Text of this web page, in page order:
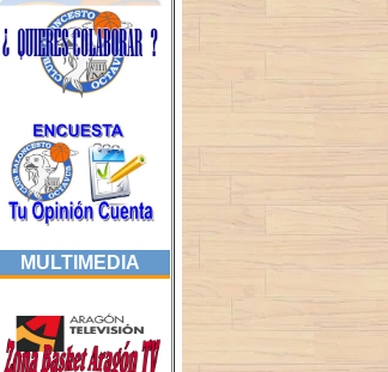
MULTIMEDIA